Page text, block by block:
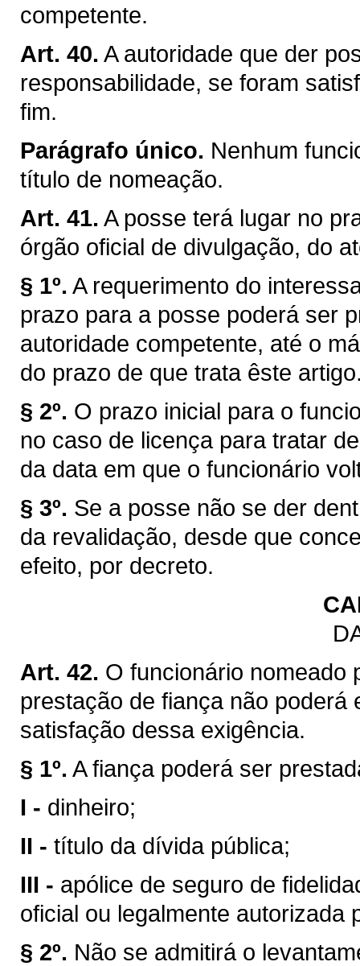
competente.
Art. 40. A autoridade que der
responsabilidade, se foram
fim.
Parágrafo único. Nenhum
título de nomeação.
Art. 41. A posse terá lugar no
órgão oficial de divulgação, do
§ 1º. A requerimento do
prazo para a posse poderá ser
autoridade competente, até o
do prazo de que trata êste
§ 2º. O prazo inicial para o
no caso de licença para tratar
da data em que o funcionário
§ 3º. Se a posse não se der
da revalidação, desde que
efeito, por decreto.
Art. 42. O funcionário nomeado
prestação de fiança não
satisfação dessa exigência.
§ 1º. A fiança poderá ser
I - dinheiro;
II - título da dívida pública;
III - apólice de seguro de
oficial ou legalmente autorizada
§ 2º. Não se admitirá o